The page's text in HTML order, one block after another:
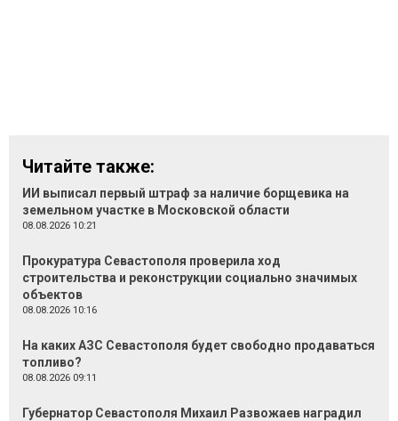
Читайте также:
ИИ выписал первый штраф за наличие борщевика на
земельном участке в Московской области
08.08.2026 10:21
Прокуратура Севастополя проверила ход
строительства и реконструкции социально значимых
объектов
08.08.2026 10:16
На каких АЗС Севастополя будет свободно продаваться
топливо?
08.08.2026 09:11
Губернатор Севастополя Михаил Развожаев наградил